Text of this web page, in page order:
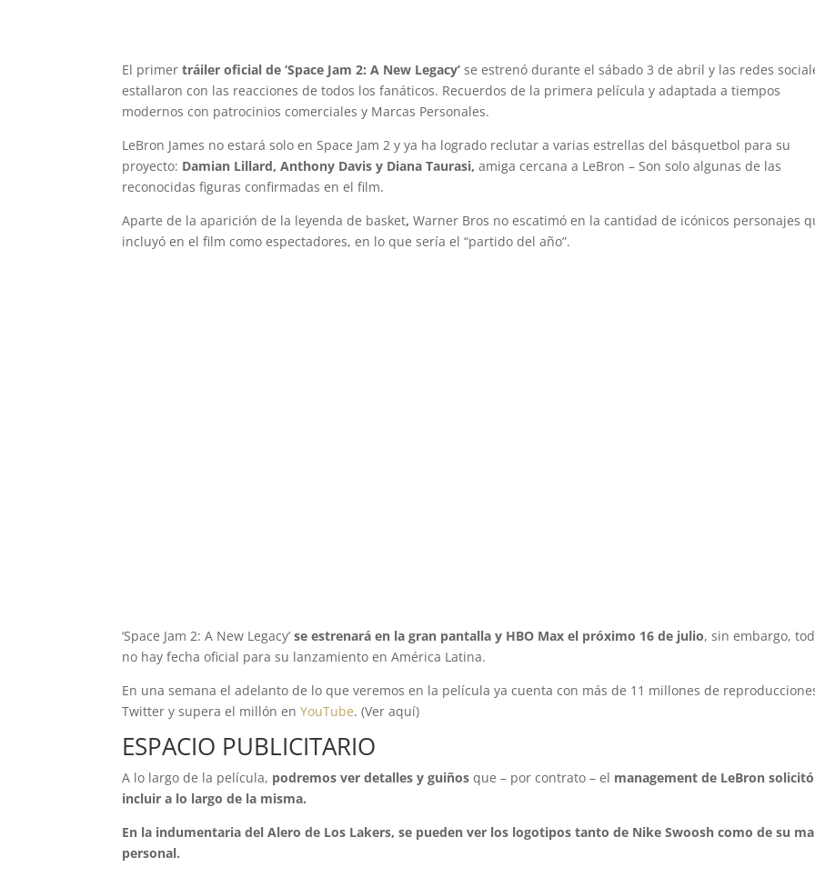
El primer tráiler oficial de ‘Space Jam 2: A New Legacy’ se estrenó durante el sábado 3 de abril y las redes
estallaron con las reacciones de todos los fanáticos. Recuerdos de la primera película y adaptada a tiempos
modernos con patrocinios comerciales y Marcas Personales.
LeBron James no estará solo en Space Jam 2 y ya ha logrado reclutar a varias estrellas del básquetbol para su
proyecto: Damian Lillard, Anthony Davis y Diana Taurasi, amiga cercana a LeBron – Son solo algunas de las
reconocidas figuras confirmadas en el film.
Aparte de la aparición de la leyenda de basket, Warner Bros no escatimó en la cantidad de icónicos personajes
incluyó en el film como espectadores, en lo que sería el “partido del año”.
‘Space Jam 2: A New Legacy’se estrenará en la gran pantalla y HBO Max el próximo 16 de julio, sin embargo,
no hay fecha oficial para su lanzamiento en América Latina.
En una semana el adelanto de lo que veremos en la película ya cuenta con más de 11 millones de
Twitter y supera el millón en YouTube. (Ver aquí)
ESPACIO PUBLICITARIO
A lo largo de la película, podremos ver detalles y guiños que – por contrato – el management de LeBron solicitó
incluir a lo largo de la misma.
En la indumentaria del Alero de Los Lakers, se pueden ver los logotipos tanto de Nike Swoosh como de su
personal.